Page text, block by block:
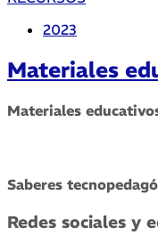
2023
Materiales
Materiales
Saberes
Redes sociales y